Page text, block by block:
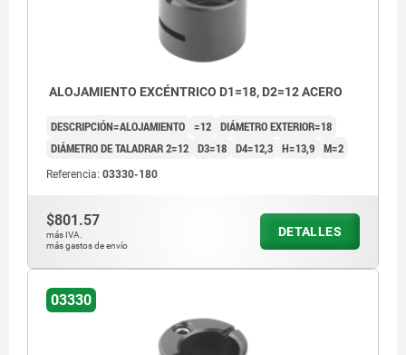
ALOJAMIENTO EXCÉNTRICO D1=18, D2=12 ACERO
DESCRIPCIÓN=ALOJAMIENTO =12 DIÁMETRO EXTERIOR=18
DIÁMETRO DE TALADRAR 2=12 D3=18 D4=12,3 H=13,9 M=2
Referencia: 03330-180
$801.57
más IVA.
más gastos de envío
DETALLES
03330